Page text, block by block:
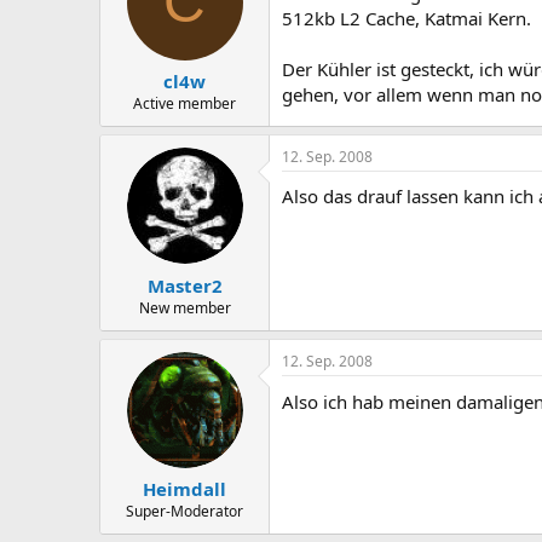
cl4w
Active member
512kb L2 Cache, Katmai Kern.
Der Kühler ist gesteckt, ich
gehen, vor allem wenn man
Master2
New member
12. Sep. 2008
Also das drauf lassen kann
Heimdall
Super-Moderator
12. Sep. 2008
Also ich hab meinen